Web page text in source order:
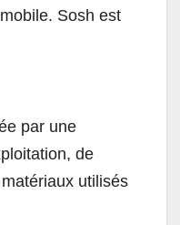
Sosh est
par une
de
utilisés